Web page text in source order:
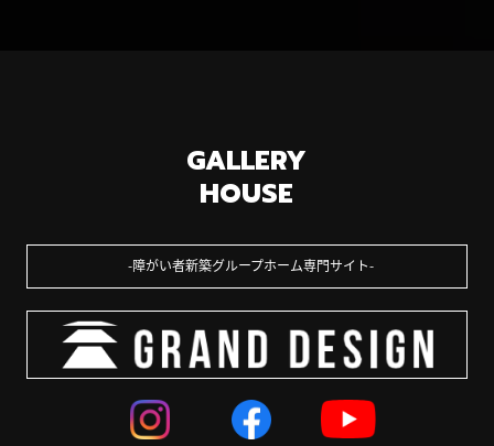
GALLERY
HOUSE
障がい者新築グループホーム専門サイト